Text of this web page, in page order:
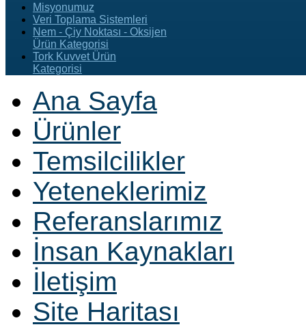
Misyonumuz
Veri Toplama Sistemleri
Nem - Çiy Noktası - Oksijen
Ürün Kategorisi
Tork Kuvvet Ürün
Kategorisi
Ana Sayfa
Ürünler
Temsilcilikler
Yeteneklerimiz
Referanslarımız
İnsan Kaynakları
İletişim
Site Haritası